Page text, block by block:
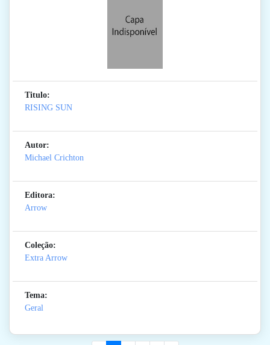
Titulo:
RISING SUN
Autor:
Michael Crichton
Editora:
Arrow
Coleção:
Extra Arrow
Tema:
Geral